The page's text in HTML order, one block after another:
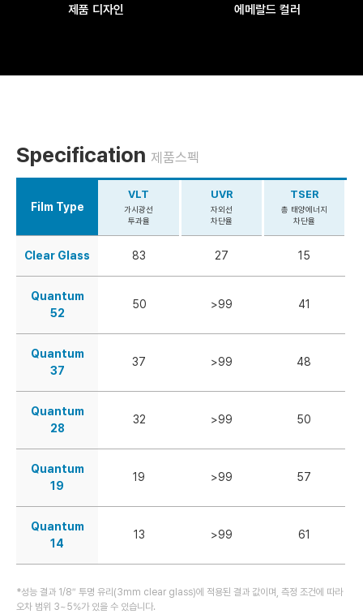
제품 디자인
에메랄드 컬러
Specification 제품스펙
Film Type
VLT
가시광선
투과율
UVR
자외선
차단율
TSER
총 태양에너지
차단율
Clear Glass 83 27 15
Quantum
52
50 >99 41
Quantum
37
37 >99 48
Quantum
28
32 >99 50
Quantum
19
19 >99 57
Quantum
14
13 >99 61
*성능 결과 1/8″ 투명 유리(3mm clear glass)에 적용된 결과 값이며, 측정 조건에 따라
오차 범위 3~5%가 있을 수 있습니다.